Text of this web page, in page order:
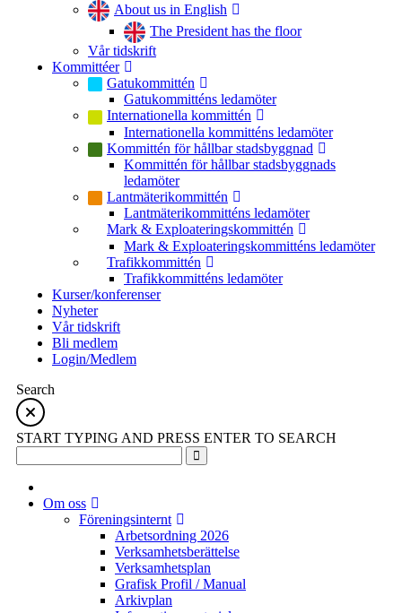
About us in English
The President has the floor
Vår tidskrift
Kommittéer
Gatukommittén
Gatukommitténs ledamöter
Internationella kommittén
Internationella kommitténs ledamöter
Kommittén för hållbar stadsbyggnad
Kommittén för hållbar stadsbyggnads
ledamöter
Lantmäterikommittén
Lantmäterikommitténs ledamöter
Mark & Exploateringskommittén
Mark & Exploateringskommitténs ledamöter
Trafikkommittén
Trafikkommitténs ledamöter
Kurser/konferenser
Nyheter
Vår tidskrift
Bli medlem
Login/Medlem
Search
START TYPING AND PRESS ENTER TO SEARCH
Om oss
Föreningsinternt
Arbetsordning 2026
Verksamhetsberättelse
Verksamhetsplan
Grafisk Profil / Manual
Arkivplan